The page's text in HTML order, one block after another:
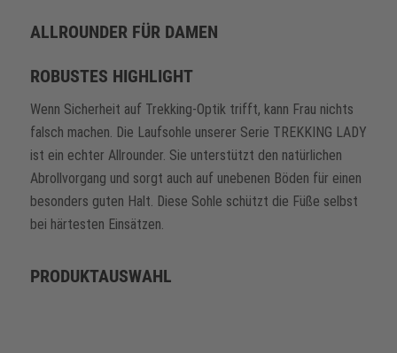
ALLROUNDER FÜR DAMEN
ROBUSTES HIGHLIGHT
Wenn Sicherheit auf Trekking-Optik trifft, kann Frau nichts
falsch machen. Die Laufsohle unserer Serie TREKKING LADY
ist ein echter Allrounder. Sie unterstützt den natürlichen
Abrollvorgang und sorgt auch auf unebenen Böden für einen
besonders guten Halt. Diese Sohle schützt die Füße selbst
bei härtesten Einsätzen.
PRODUKTAUSWAHL